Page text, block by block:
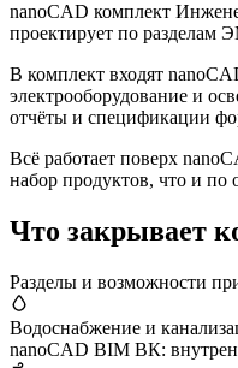
nanoCAD комплект
проектирует по
В комплект входят
электрооборудование и
отчёты и спецификации
Всё работает поверх
набор продуктов, что и по
Что закрывает
Разделы и возможности
Водоснабжение и
nanoCAD BIM ВК: